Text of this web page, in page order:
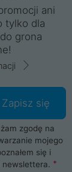
ani
tylko dla
grona
Zapisz się
zgodę na
mojego
się i
newslettera.